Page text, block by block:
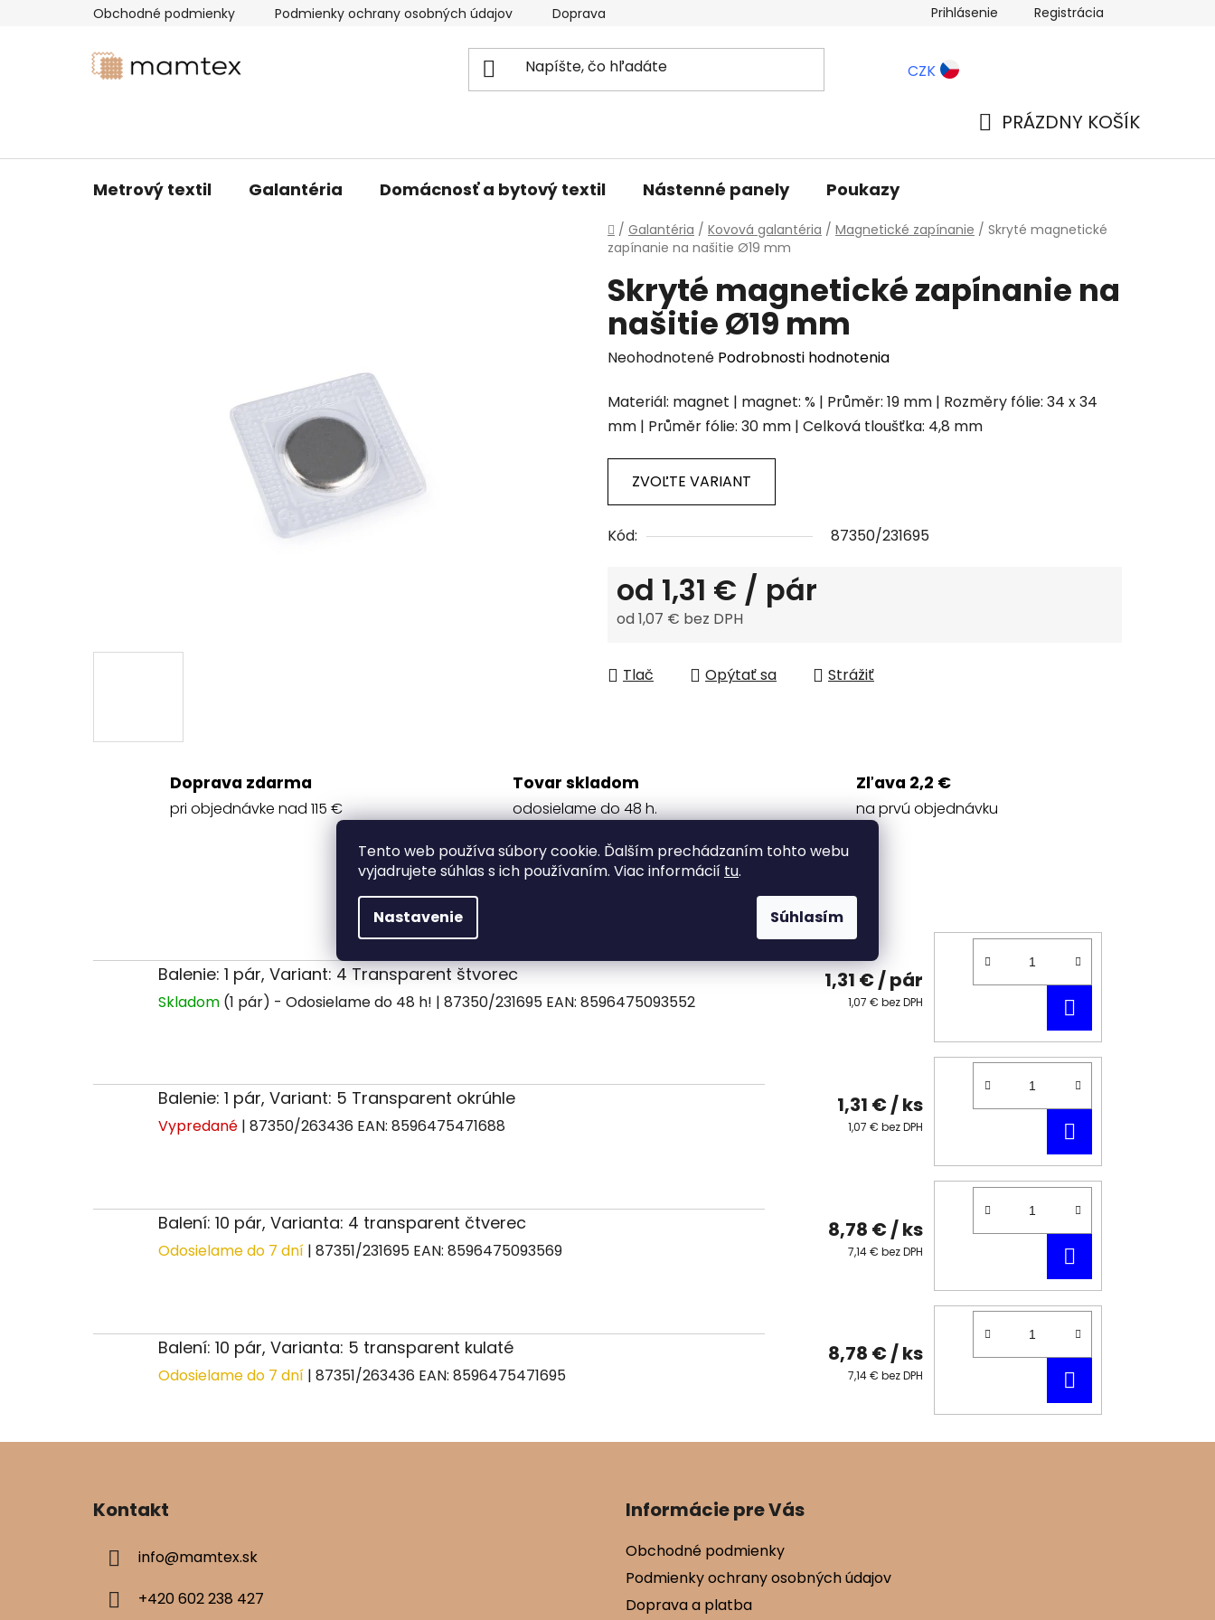
Tento web používa súbory cookie. Ďalším prechádzaním tohto webu
vyjadrujete súhlas s ich používaním. Viac informácií tu.
Nastavenie Súhlasím
Obchodné podmienky Podmienky ochrany osobných údajov Doprava a platba Blog
Prihlásenie Registrácia
CZK
PRÁZDNY KOŠÍK
Metrový textil Galantéria Domácnosť a bytový textil Nástenné panely Poukazy
Domov
/ Galantéria / Kovová galantéria / Magnetické zapínanie / Skryté magnetické
zapínanie na našitie Ø19 mm
Skryté magnetické zapínanie na
našitie Ø19 mm
Priemerné
produktu
je
0,0
5
hviezdičiek.
Neohodnotené Podrobnosti hodnotenia
Materiál: magnet | magnet: % | Průměr: 19 mm | Rozměry fólie: 34 x 34
mm | Průměr fólie: 30 mm | Celková tloušťka: 4,8 mm
ZVOĽTE VARIANT
Kód: 87350/231695
od 1,31 € / pár
od1,07 € bez DPH
Tlač
Opýtať sa Strážiť
Doprava zdarma
pri objednávke nad 115 €
Tovar skladom
odosielame do 48 h.
Zľava 2,2 €
na prvú objednávku
Varianty Popis Diskusia
Balenie: 1 pár, Variant: 4 Transparent štvorec
Skladom (1 pár) | 87350/231695 EAN: 8596475093552
1,31 €/ pár
1,07 € bez DPH
KOŠÍKA
Balenie: 1 pár, Variant: 5 Transparent okrúhle
Vypredané | 87350/263436 EAN: 8596475471688
1,31 € / ks
1,07 € bez DPH
KOŠÍKA
Balení: 10 pár, Varianta: 4 transparent čtverec
Odosielame do 7 dní | 87351/231695 EAN: 8596475093569
8,78 € / ks
7,14 € bez DPH
KOŠÍKA
Balení: 10 pár, Varianta: 5 transparent kulaté
Odosielame do 7 dní | 87351/263436 EAN: 8596475471695
8,78 € / ks
7,14 € bez DPH
KOŠÍKA
Kontakt
info@mamtex.sk
+420 602 238 427
Informácie pre Vás
Obchodné podmienky
Podmienky ochrany osobných údajov
Doprava a platba